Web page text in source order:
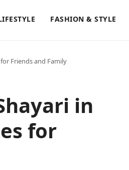
FASHION & STYLE
Friends and Family
in
for